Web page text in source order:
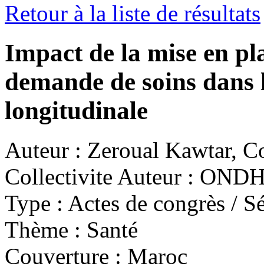
Retour à la liste de résultats
Impact de la mise en
demande de soins
longitudinale
Auteur : Zeroual Kawtar,
Collectivite Auteur :
Type : Actes de congrès /
Thème : Santé
Couverture : Maroc